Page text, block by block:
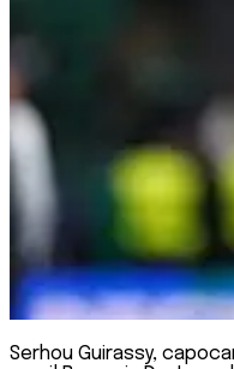
Serhou Guirassy,